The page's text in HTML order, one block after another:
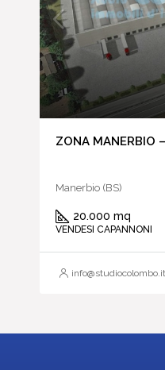
ZONA MANERBIO
Manerbio (BS)
20.000 mq
VENDESI CAPANNONI
info@studiocolombo.it